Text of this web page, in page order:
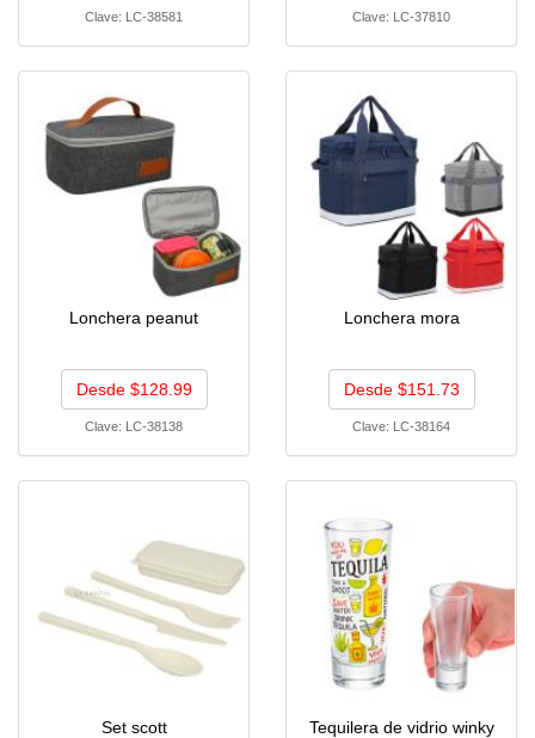
Clave: LC-38581 Clave: LC-37810
Lonchera peanut
Desde $128.99
Clave: LC-38138
Lonchera mora
Desde $151.73
Clave: LC-38164
Set scott Tequilera de vidrio winky